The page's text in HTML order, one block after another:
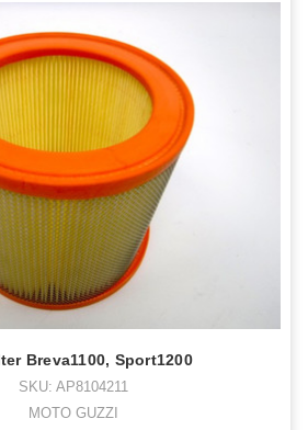
Breva1100, Sport1200
SKU: AP8104211
MOTO GUZZI